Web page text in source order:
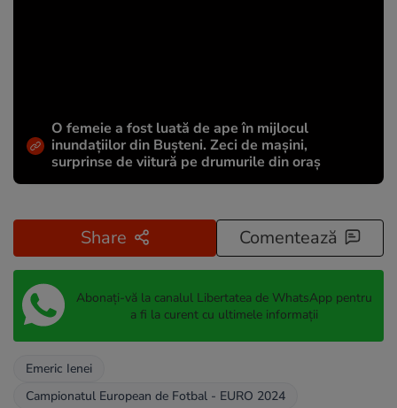
O femeie a fost luată de ape în mijlocul
inundațiilor din Bușteni. Zeci de mașini,
surprinse de viitură pe drumurile din oraș
Share Comentează
Abonați-vă la canalul Libertatea de WhatsApp pentru
a fi la curent cu ultimele informații
Emeric Ienei
Campionatul European de Fotbal - EURO 2024